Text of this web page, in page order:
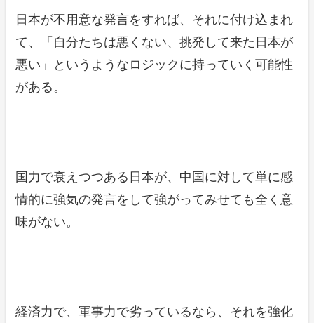
日本が不用意な発言をすれば、それに付け込まれ
て、「自分たちは悪くない、挑発して来た日本が
悪い」というようなロジックに持っていく可能性
がある。
国力で衰えつつある日本が、中国に対して単に感
情的に強気の発言をして強がってみせても全く意
味がない。
経済力で、軍事力で劣っているなら、それを強化